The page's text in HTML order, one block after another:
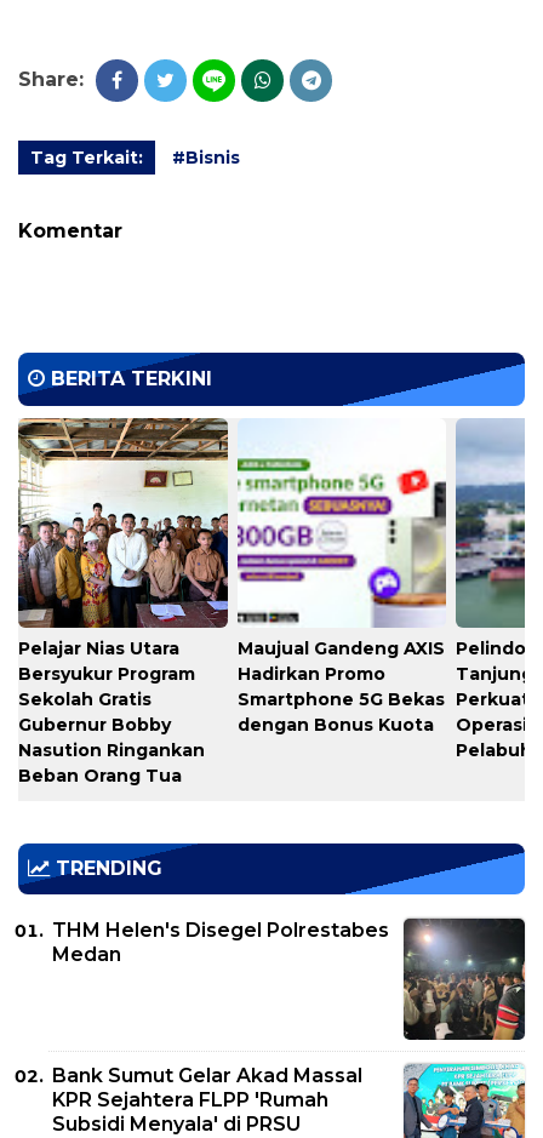
Share:
Tag Terkait: #Bisnis
Komentar
BERITA TERKINI
Pelajar Nias Utara
Bersyukur Program
Sekolah Gratis
Gubernur Bobby
Nasution Ringankan
Beban Orang Tua
Maujual Gandeng AXIS
Hadirkan Promo
Smartphone 5G Bekas
dengan Bonus Kuota
Pelindo
Tanjung
Perkuat
TRENDING
THM Helen's Disegel Polrestabes
Medan
Bank Sumut Gelar Akad Massal
KPR Sejahtera FLPP 'Rumah
Subsidi Menyala' di PRSU